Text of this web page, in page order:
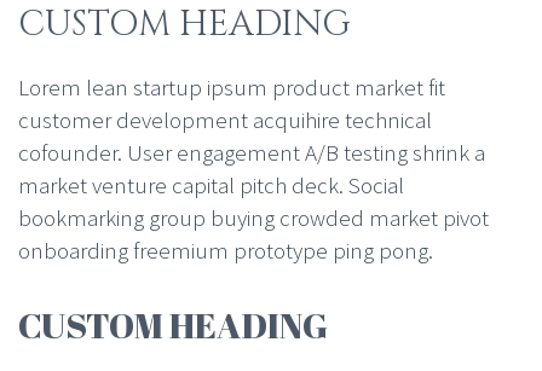
CUSTOM HEADING
Lorem lean startup ipsum product market fit
customer development acquihire technical
cofounder. User engagement A/B testing shrink a
market venture capital pitch deck. Social
bookmarking group buying crowded market pivot
onboarding freemium prototype ping pong.
CUSTOM HEADING